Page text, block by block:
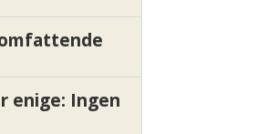
enige: Ingen